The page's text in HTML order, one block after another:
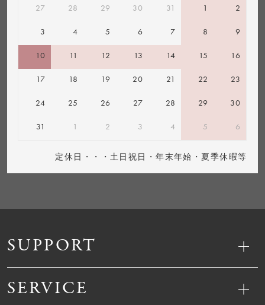
SUPPORT
SERVICE
27 28 29 30 31 1 2
3 4 5 6 7 8 9
10 11 12 13 14 15 16
17 18 19 20 21 22 23
24 25 26 27 28 29 30
31 1 2 3 4 5 6
定休日・・・土日祝日・年末年始・夏季休暇等